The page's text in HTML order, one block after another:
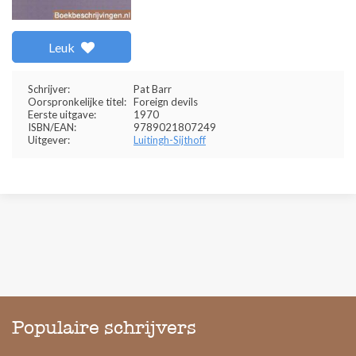
Leuk
Schrijver:
Pat Barr
Oorspronkelijke titel: Foreign devils
Eerste uitgave:
1970
ISBN/EAN:
9789021807249
Uitgever:
Luitingh-Sijthoff
Populaire schrijvers